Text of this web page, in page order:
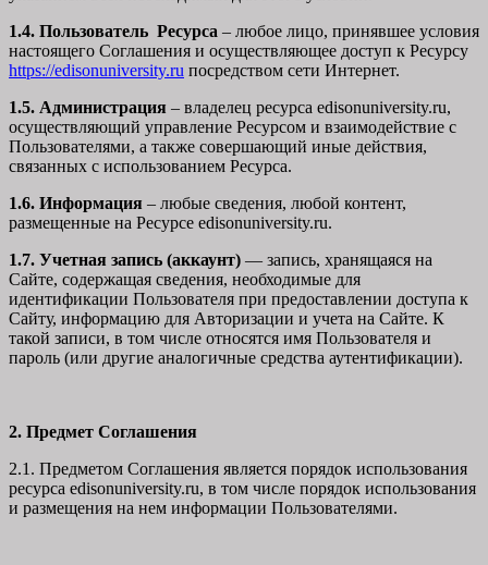
1.4. Пользователь Ресурса – любое лицо, принявшее условия
настоящего Соглашения и осуществляющее доступ к Ресурсу
https://edisonuniversity.ru посредством сети Интернет.
1.5. Администрация – владелец ресурса edisonuniversity.ru,
осуществляющий управление Ресурсом и взаимодействие с
Пользователями, а также совершающий иные действия,
связанных с использованием Ресурса.
1.6. Информация – любые сведения, любой контент,
размещенные на Ресурсе edisonuniversity.ru.
1.7. Учетная запись (аккаунт) — запись, хранящаяся на
Сайте, содержащая сведения, необходимые для
идентификации Пользователя при предоставлении доступа к
Сайту, информацию для Авторизации и учета на Сайте. К
такой записи, в том числе относятся имя Пользователя и
пароль (или другие аналогичные средства аутентификации).
2. Предмет Соглашения
2.1. Предметом Соглашения является порядок использования
ресурса edisonuniversity.ru, в том числе порядок использования
и размещения на нем информации Пользователями.